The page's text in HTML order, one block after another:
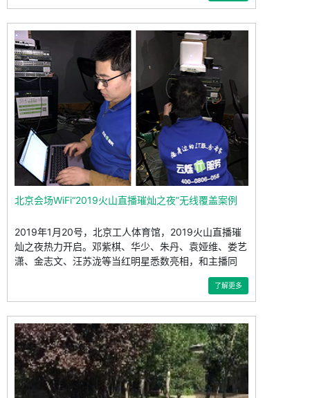
北京会场WiFi“2019火山直播璀灿之夜”无线覆盖案例
2019年1月20号，北京工人体育馆，2019火山直播璀
灿之夜热力开启。邓紫棋、华少、朱丹、袁娅维、娄艺
潇、金志文、汪苏泷等当红明星悉数亮相，和主播同
了解更多